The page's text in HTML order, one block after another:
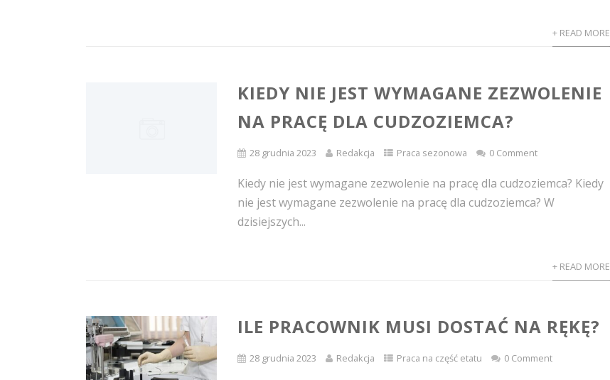
+ READ MORE
KIEDY NIE JEST WYMAGANE ZEZWOLENIE
NA PRACĘ DLA CUDZOZIEMCA?
28 grudnia 2023 Redakcja Praca sezonowa 0 Comment
Kiedy nie jest wymagane zezwolenie na pracę dla cudzoziemca? Kiedy
nie jest wymagane zezwolenie na pracę dla cudzoziemca? W
dzisiejszych...
+ READ MORE
ILE PRACOWNIK MUSI DOSTAĆ NA RĘKĘ?
28 grudnia 2023 Redakcja Praca na część etatu 0 Comment